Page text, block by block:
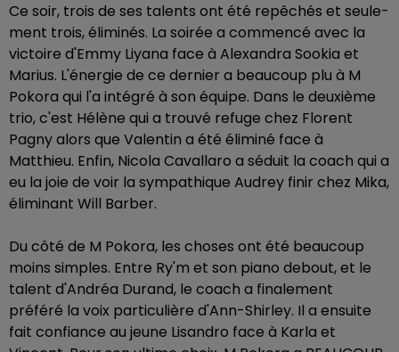
Ce soir, trois de ses talents ont été repê­chés et seule­
ment trois, élimi­nés. La soirée a commencé avec la
victoire d'Emmy Liyana face à Alexan­dra Sookia et
Marius. L'éner­gie de ce dernier a beau­coup plu à M
Pokora qui l'a inté­gré à son équipe. Dans le deuxième
trio, c'est Hélène qui a trouvé refuge chez Florent
Pagny alors que Valen­tin a été éliminé face à
Matthieu. Enfin, Nicola Caval­laro a séduit la coach qui a
eu la joie de voir la sympa­thique Audrey finir chez Mika,
élimi­nant Will Barber.
Du côté de M Pokora, les choses ont été beau­coup
moins simples. Entre Ry'm et son piano debout, et le
talent d'Andréa Durand, le coach a fina­le­ment
préféré la voix parti­cu­lière d'Ann-Shir­ley. Il a ensuite
fait confiance au jeune Lisan­dro face à Karla et